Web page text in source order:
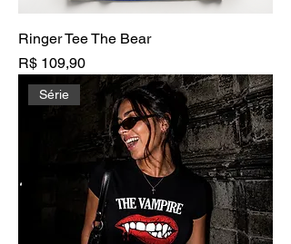
Ringer Tee The Bear
Preço
R$ 109,90
Série